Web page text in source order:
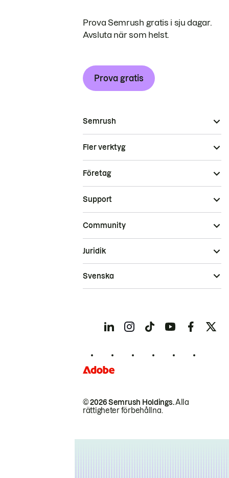
Prova Semrush gratis i sju dagar.
Avsluta när som helst.
Prova gratis
Semrush
Fler verktyg
Företag
Support
Community
© 2026 Semrush Holdings.Alla
rättigheter förbehållna.
Juridik
Svenska